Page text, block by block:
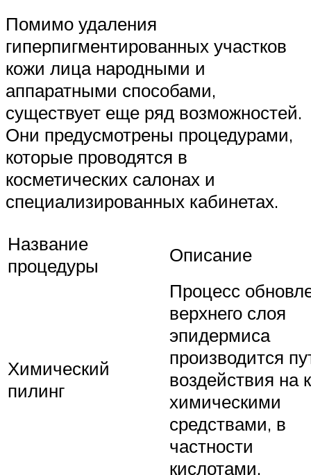
Помимо удаления
гиперпигментированных участков
кожи лица народными и
аппаратными способами,
существует еще ряд возможностей.
Они предусмотрены процедурами,
которые проводятся в
косметических салонах и
специализированных кабинетах.
Название
процедуры
Описание
Химический
пилинг
Процесс
верхнего слоя
эпидермиса
производится
воздействия на
химическими
средствами, в
частности
кислотами.